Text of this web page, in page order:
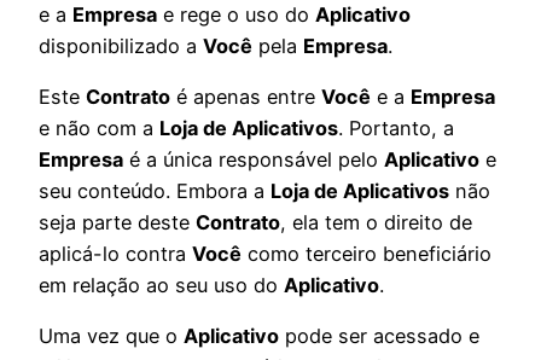
e a Empresa e rege o uso do Aplicativo
disponibilizado a Você pela Empresa.
Este Contrato é apenas entre Você e a Empresa
e não com a Loja de Aplicativos. Portanto, a
Empresa é a única responsável pelo Aplicativo e
seu conteúdo. Embora a Loja de Aplicativos não
seja parte deste Contrato, ela tem o direito de
aplicá-lo contra Você como terceiro beneficiário
em relação ao seu uso do Aplicativo.
Uma vez que o Aplicativo pode ser acessado e